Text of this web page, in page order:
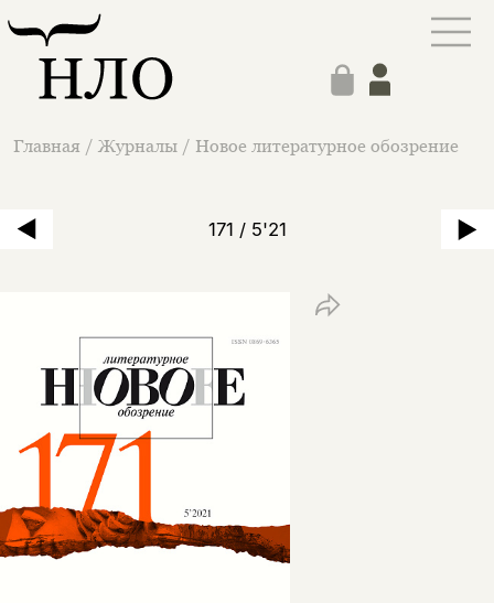
Главная / Журналы / Новое литературное обозрение
171 / 5'21